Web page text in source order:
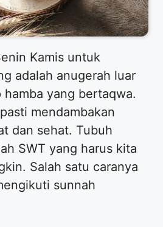
Kamis untuk
adalah anugerah luar
hamba yang bertaqwa.
mendambakan
dan sehat. Tubuh
SWT yang harus kita
Salah satu caranya
sunnah